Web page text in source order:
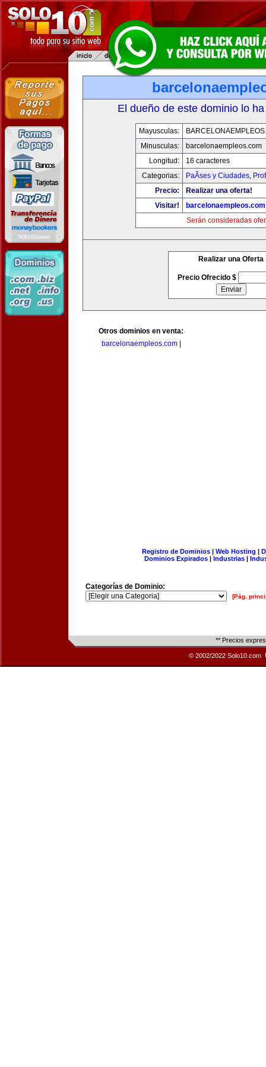
El dueño de este dominio lo
Mayusculas:
Minusculas:
barcelonaempleos.com
Longitud:
16 caracteres
Categorias:
PaÃ­ses y Ciudades,
Precio:
Realizar una oferta!
Visitar!
barcelonaempleos.com
Serán consideradas
Realizar una Oferta
Precio Ofrecido $
Otros dominios en venta:
barcelonaempleos.com|
Registro de Dominios| Web Hosting |
Dominios Expirados | Industrias |
Categorías de Dominio:
[Pág.
** Precios
© 2002/2022 Solo10.com